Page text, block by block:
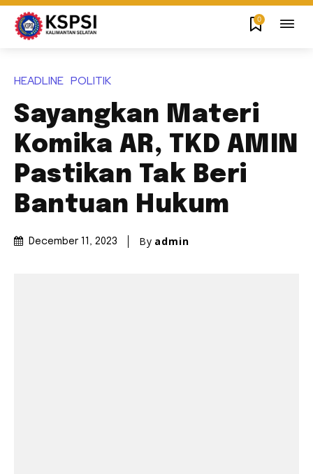
0
HEADLINE POLITIK
Sayangkan Materi
Komika AR, TKD AMIN
Pastikan Tak Beri
Bantuan Hukum
December 11, 2023 By admin